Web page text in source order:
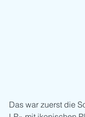
Das war zuerst die